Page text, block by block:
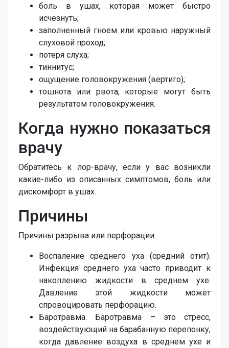
боль в ушах, которая может быстро
исчезнуть;
заполненный гноем или кровью наружный
слуховой проход;
потеря слуха;
тиннитус;
ощущение головокружения (вертиго);
тошнота или рвота, которые могут быть
результатом головокружения.
Когда нужно показаться
врачу
Обратитесь к лор-врачу, если у вас возникли
какие-либо из описанных симптомов, боль или
дискомфорт в ушах.
Причины
Причины разрыва или перфорации:
Воспаление среднего уха (средний отит).
Инфекция среднего уха часто приводит к
накоплению жидкости в среднем ухе.
Давление этой жидкости может
спровоцировать перфорацию.
Баротравма. Баротравма – это стресс,
воздействующий на барабанную перепонку,
когда давление воздуха в среднем ухе и